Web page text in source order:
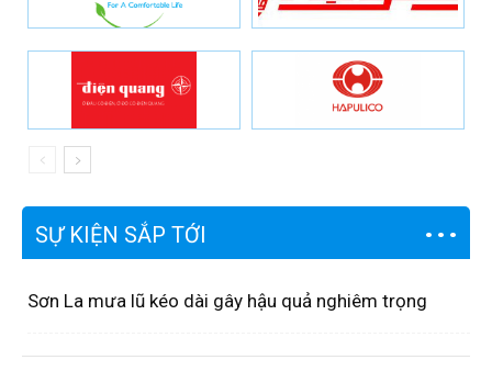
SỰ KIỆN SẮP TỚI
Sơn La mưa lũ kéo dài gây hậu quả nghiêm trọng